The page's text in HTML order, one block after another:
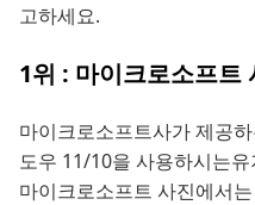
고하세요.
1위 : 마이크로소프트
마이크로소프트사가 제공
도우 11/10을 사용하시는
마이크로소프트 사진에서